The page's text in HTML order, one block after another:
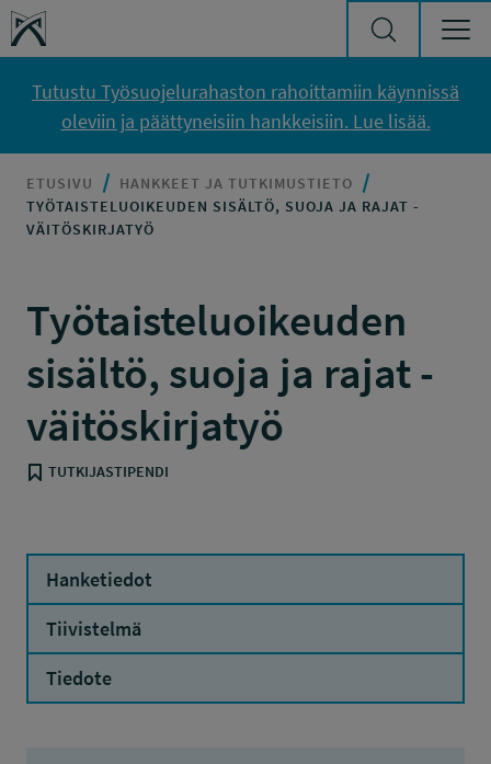
Siirry sisältöön
Työsuojelurahasto
Tutustu Työsuojelurahaston rahoittamiin käynnissä
oleviin ja päättyneisiin hankkeisiin. Lue lisää.
ETUSIVU
HANKKEET JA TUTKIMUSTIETO
TYÖTAISTELUOIKEUDEN SISÄLTÖ, SUOJA JA RAJAT -
VÄITÖSKIRJATYÖ
Työtaisteluoikeuden
sisältö, suoja ja rajat -
väitöskirjatyö
TUTKIJASTIPENDI
Hanketiedot
Tiivistelmä
Tiedote